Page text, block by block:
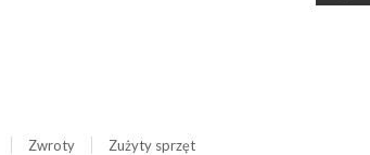
Zwroty
Zużyty sprzęt